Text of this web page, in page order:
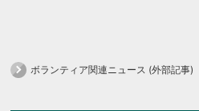
ボランティア関連ニュース (外部記事)